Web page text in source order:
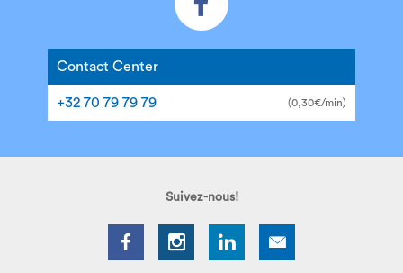
Contact Center
+32 70 79 79 79 (0,30€/min)
Suivez-nous!